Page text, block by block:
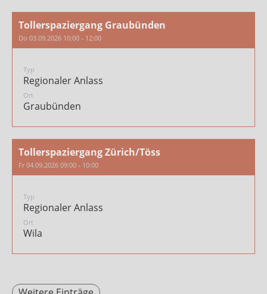
Tollerspaziergang Graubünden
Do 03.09.2026 10:00 - 12:00
Typ
Regionaler Anlass
Ort
Graubünden
Tollerspaziergang Zürich/Töss
Fr 04.09.2026 09:00 - 10:00
Typ
Regionaler Anlass
Ort
Wila